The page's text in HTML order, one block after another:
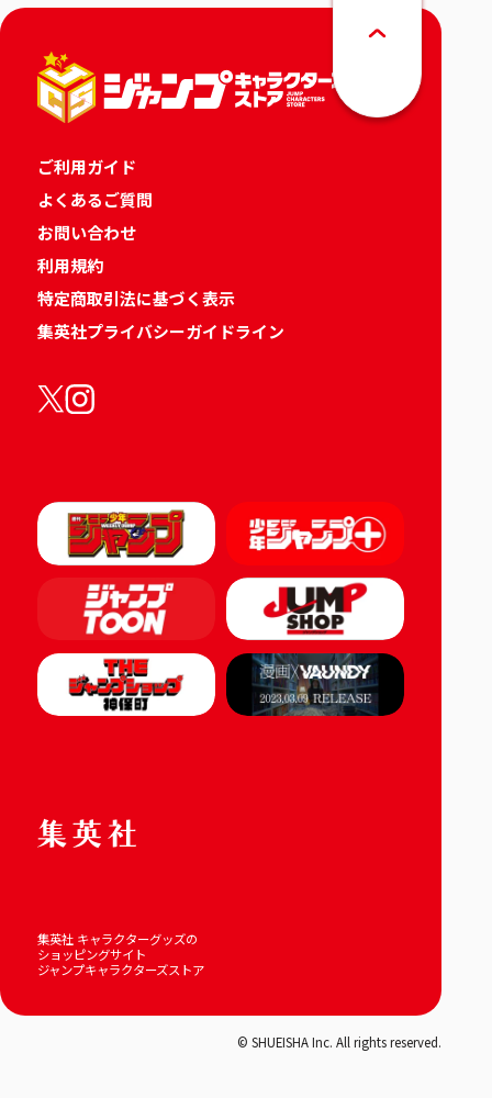
ご利用ガイド
よくあるご質問
お問い合わせ
利用規約
特定商取引法に基づく表示
集英社プライバシーガイドライン
集英社 キャラクターグッズの
ショッピングサイト
ジャンプキャラクターズストア
© SHUEISHA Inc. All rights reserved.